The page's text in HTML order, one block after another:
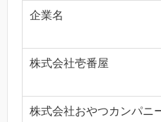
企業名
株式会社壱番屋
株式会社おやつカンパニ